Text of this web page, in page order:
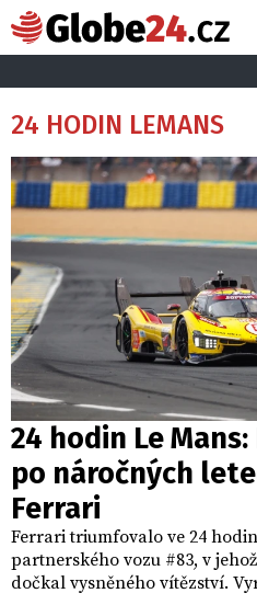
24 HODIN LEMANS
24 hodin Le
po náročných
Ferrari
Ferrari triumfovalo ve 24
partnerského vozu #83, v
dočkal vysněného vítězství.